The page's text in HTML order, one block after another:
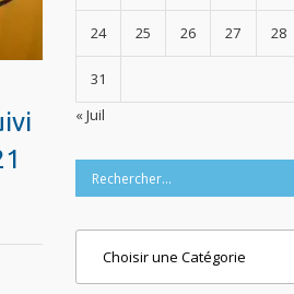
24 25 26 27 28
31
« Juil